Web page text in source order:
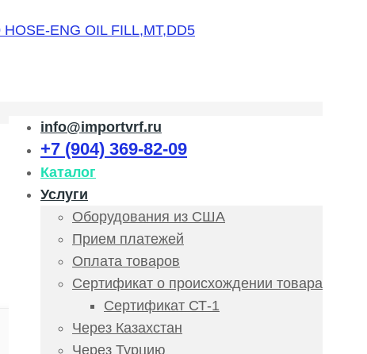
info@importvrf.ru
+7 (904) 369-82-09
Каталог
Услуги
Оборудования из США
Прием платежей
Оплата товаров
Сертификат о происхождении товара
Сертификат СТ-1
Через Казахстан
Через Турцию